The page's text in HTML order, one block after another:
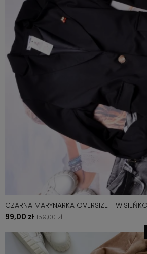
CZARNA MARYNARKA OVERSIZE -
99,00 zł 159,00 zł